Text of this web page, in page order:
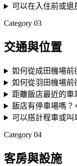
可以在入住前或退
Category 03
交通與位置
如何從成田機場前
如何從羽田機場前
距離飯店最近的車
飯店有停車場嗎？
可以搭計程車或叫
Category 04
客房與設施